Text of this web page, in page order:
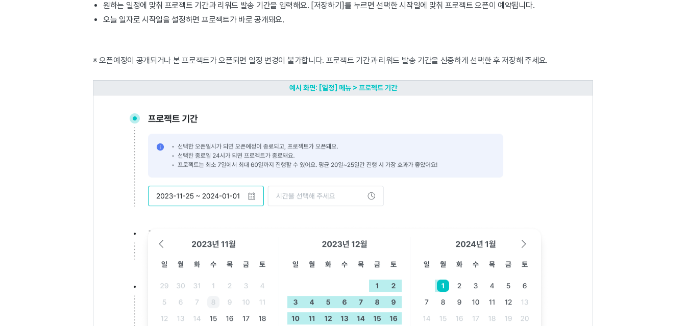
원하는 일정에 맞춰 프로젝트 기간과 리워드 발송 기간을 입력해요. [저장하기]를 누르면 선택한 시작일에 맞춰 프로젝트 오픈이 예약됩니다.
오늘 일자로 시작일을 설정하면 프로젝트가 바로 공개돼요.
※ 오픈예정이 공개되거나 본 프로젝트가 오픈되면 일정 변경이 불가합니다. 프로젝트 기간과 리워드 발송 기간을 신중하게 선택한 후 저장해 주세요.
예시 화면: [일정] 메뉴 > 프로젝트 기간